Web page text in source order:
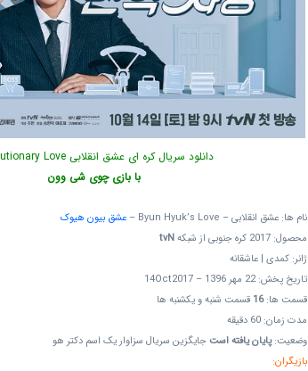
دانلود سریال کره ای عشق انقلابی Revolutionary Love
با بازی چوی شی وون
نام ها: عشق انقلابی – Byun Hyuk’s Love –
عشق بیون هیوک
محصول: 2017 کره جنوبی از شبکه
tvN
ژانر: کمدی | عاشقانه
تاریخ پخش: 22 مهر 1396 – 14Oct2017
قسمت ها:16 قسمت شنبه و یکشنبه ها
مدت زمان: 60 دقیقه
وضعیت:پایان یافته استجایگزین سریال سزاوار یک اسم دکتر هو
بازیگران: